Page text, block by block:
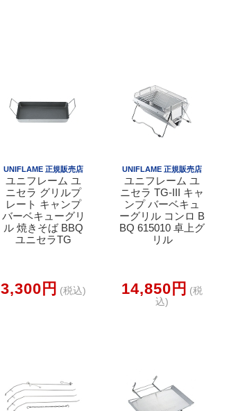
UNIFLAME 正規販売店
ユニフレーム ユ
ニセラ グリルプ
レート キャンプ
バーベキューグリ
ル 焼きそば BBQ
ユニセラTG
3,300円 (税込)
UNIFLAME 正規販売店
ユニフレーム ユ
ニセラ TG-III キャ
ンプ バーベキュ
ーグリル コンロ B
BQ 615010 卓上グ
リル
14,850円 (税
込)